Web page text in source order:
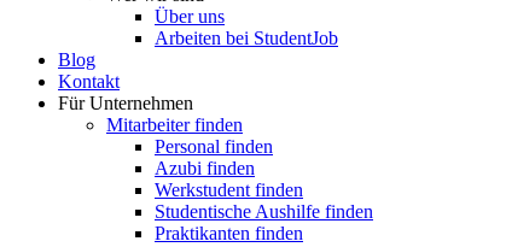
Über uns
Arbeiten bei StudentJob
Blog
Kontakt
Für Unternehmen
Mitarbeiter finden
Personal finden
Azubi finden
Werkstudent finden
Studentische Aushilfe finden
Praktikanten finden